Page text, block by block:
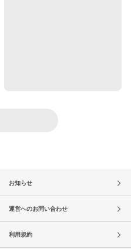
お知らせ
運営へのお問い合わせ
利用規約